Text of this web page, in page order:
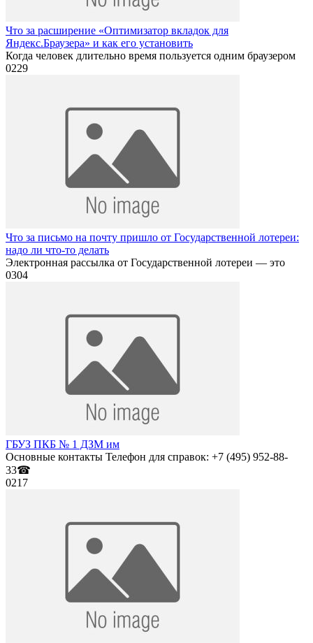
Что за расширение «Оптимизатор вкладок для
Яндекс.Браузера» и как его установить
Когда человек длительно время пользуется одним браузером
0229
Что за письмо на почту пришло от Государственной лотереи:
надо ли что-то делать
Электронная рассылка от Государственной лотереи — это
0304
ГБУЗ ПКБ № 1 ДЗМ им
Основные контакты Телефон для справок: +7 (495) 952-88-
33☎
0217